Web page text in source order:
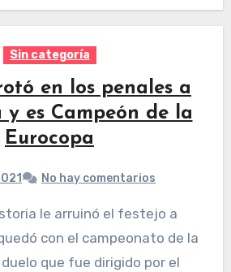
Sin categoría
en los penales a
es Campeón de la
Eurocopa
No hay comentarios
con el campeonato de la
duelo que fue dirigido por el